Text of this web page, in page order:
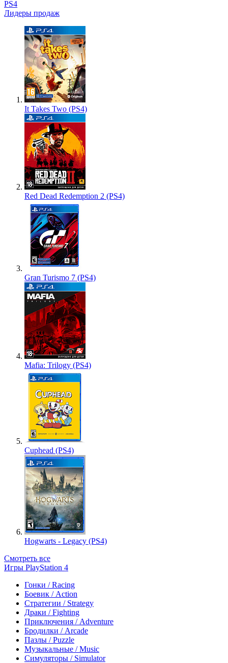
PS4
Лидеры продаж
It Takes Two (PS4)
Red Dead Redemption 2 (PS4)
Gran Turismo 7 (PS4)
Mafia: Trilogy (PS4)
Cuphead (PS4)
Hogwarts - Legacy (PS4)
Смотреть все
Игры PlayStation 4
Гонки / Racing
Боевик / Action
Стратегии / Strategy
Драки / Fighting
Приключения / Adventure
Бродилки / Arcade
Пазлы / Puzzle
Музыкальные / Music
Симуляторы / Simulator